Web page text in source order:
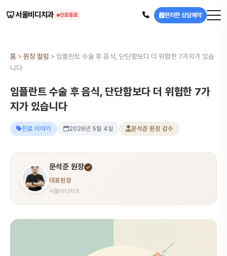
🦷서울비디치과 진료종료 편리한 상담예약
홈 > 원장 컬럼 > 임플란트 수술 후 음식, 단단함보다 더 위험한 7가지가 있습
니다
임플란트 수술 후 음식, 단단함보다 더 위험한 7가
지가 있습니다
진료 이야기 2026년 5월 4일 문석준 원장 감수
문석준 원장
대표원장
서울비디치과